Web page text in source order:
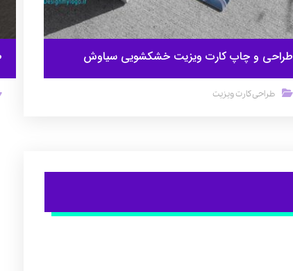
طراحی و چاپ کارت ویزیت خشکشویی سیاوش
طراحی کارت ویزیت